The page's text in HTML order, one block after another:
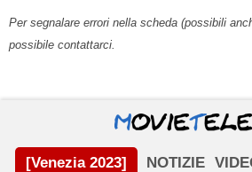
Per segnalare errori nella scheda (possibili
possibile contattarci.
[Venezia 2023] NOTIZIE